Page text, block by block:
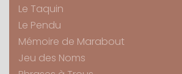
Le Taquin
Le Pendu
Mémoire de Marabout
Jeu des Noms